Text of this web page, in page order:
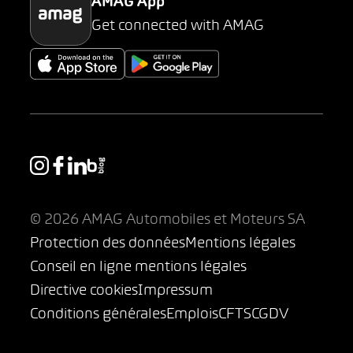
AMAG App
Get connected with AMAG
© 2026 AMAG Automobiles et Moteurs SA
Protection des donnéesMentions légales
Conseil en ligne mentions légales
Directive cookiesImpressum
Conditions généralesEmploisCFTSCGDV